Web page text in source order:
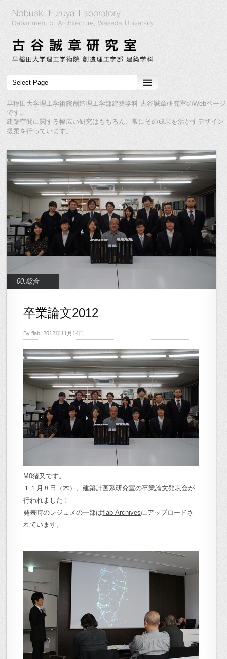
早稲田大学理工学術院創造理工学部建築学科 古谷誠章研究室のWebページ
です。
建築空間に関する幅広い研究はもちろん、常にその成果を活かすデザイン
提案を行っています。
00:総合
卒業論文2012
By flab, 2012年11月14日
M0猪又です。
１１月８日（木）、建築計画系研究室の卒業論文発表会が
行われました！
発表時のレジュメの一部はflab Archivesにアップロードさ
れています。